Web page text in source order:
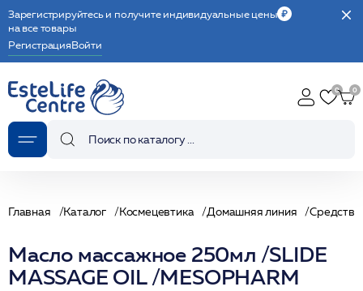
Зарегистрируйтесь и получите индивидуальные цены
на все товары
РегистрацияВойти
Главная Каталог Космецевтика Домашняя линия
Масло массажное 250мл /SLIDE
MASSAGE OIL /MESOPHARM